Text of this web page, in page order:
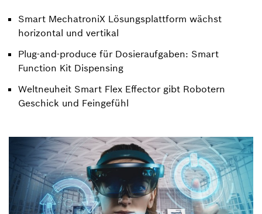
Smart MechatroniX Lösungsplattform wächst
horizontal und vertikal
Plug-and-produce für Dosieraufgaben: Smart
Function Kit Dispensing
Weltneuheit Smart Flex Effector gibt Robotern
Geschick und Feingefühl